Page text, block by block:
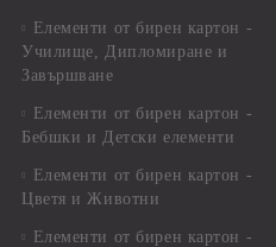
Елементи от бирен картон -
Училище, Дипломиране и
Завършване
Елементи от бирен картон -
Бебшки и Детски елементи
Елементи от бирен картон -
Цветя и Животни
Елементи от бирен картон -